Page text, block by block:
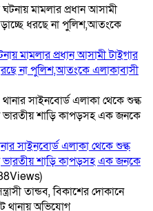
মামলার প্রধান আসামী টাইগার
না পুলিশ,আতংকে এলাকাবাসী
সাইনবোর্ড এলাকা থেকে শুল্ক
ভারতীয় শাড়ি কাপড়সহ এক জনকে